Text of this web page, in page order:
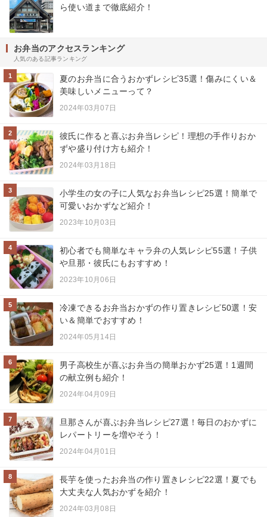
ら使い道まで徹底紹介！
お弁当のアクセスランキング
人気のある記事ランキング
1
夏のお弁当に合うおかずレシピ35選！傷みにくい＆
美味しいメニューって？
2024年03月07日
2
彼氏に作ると喜ぶお弁当レシピ！理想の手作りおか
ずや盛り付け方も紹介！
2024年03月18日
3
小学生の女の子に人気なお弁当レシピ25選！簡単で
可愛いおかずなど紹介！
2023年10月03日
4
初心者でも簡単なキャラ弁の人気レシピ55選！子供
や旦那・彼氏にもおすすめ！
2023年10月06日
5
冷凍できるお弁当おかずの作り置きレシピ50選！安
い＆簡単でおすすめ！
2024年05月14日
6
男子高校生が喜ぶお弁当の簡単おかず25選！1週間
の献立例も紹介！
2024年04月09日
7
旦那さんが喜ぶお弁当レシピ27選！毎日のおかずに
レパートリーを増やそう！
2024年04月01日
8
長芋を使ったお弁当の作り置きレシピ22選！夏でも
大丈夫な人気おかずを紹介！
2024年03月08日